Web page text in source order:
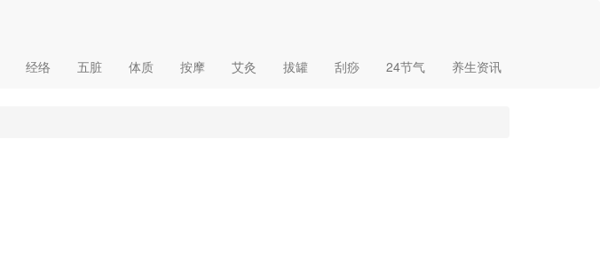
经络 五脏 体质 按摩 艾灸 拔罐 刮痧 24节气 养生资讯